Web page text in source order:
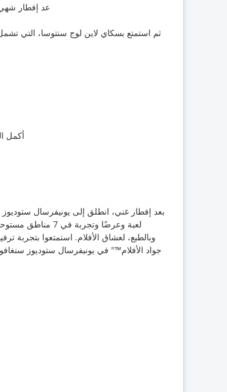
عد إفطار
أكمل
لعبة وعرضًا
وبالطبع، لعشاق الأفلام. استمتعوا بتجربة
جواد الأفلام™" في يونيفرسال ستوديوز